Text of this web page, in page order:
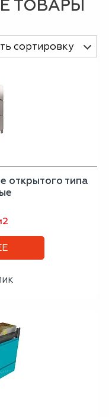
ТОВАРЫ
сортировку
открытого типа